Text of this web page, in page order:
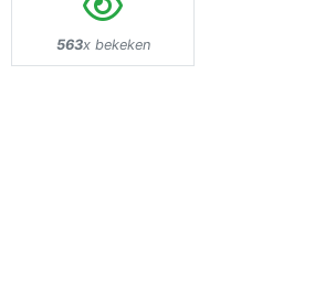
563x bekeken